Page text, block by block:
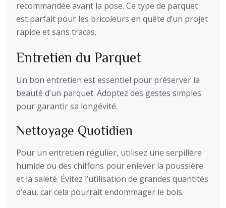
recommandée avant la pose. Ce type de parquet
est parfait pour les bricoleurs en quête d’un projet
rapide et sans tracas.
Entretien du Parquet
Un bon entretien est essentiel pour préserver la
beauté d’un parquet. Adoptez des gestes simples
pour garantir sa longévité.
Nettoyage Quotidien
Pour un entretien régulier, utilisez une serpillère
humide ou des chiffons pour enlever la poussière
et la saleté. Évitez l’utilisation de grandes quantités
d’eau, car cela pourrait endommager le bois.